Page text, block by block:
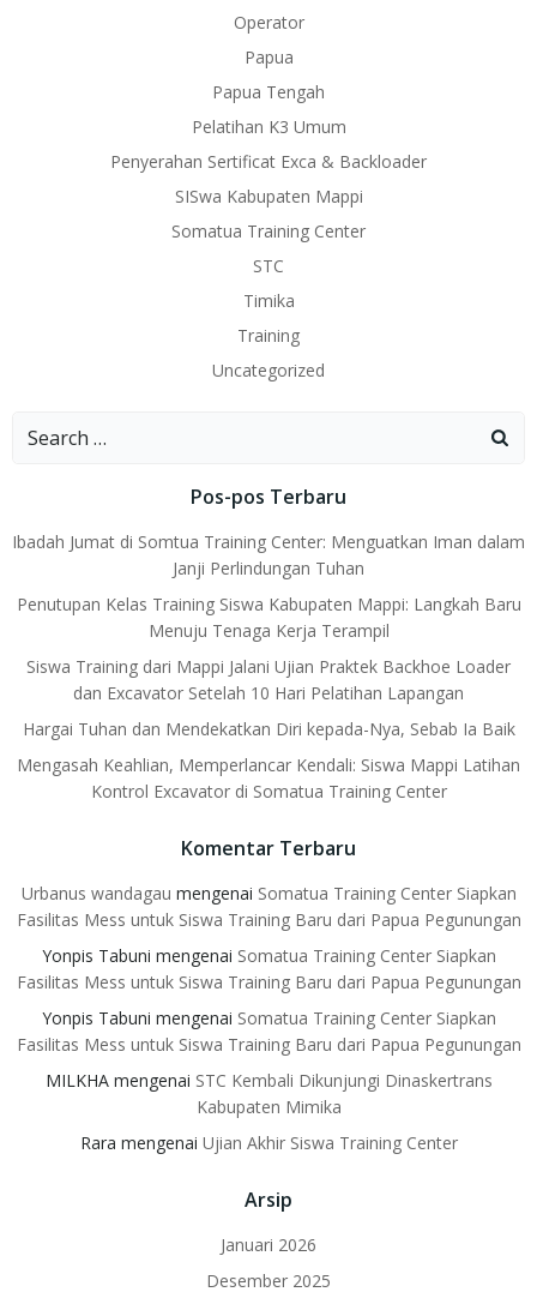
Operator
Papua
Papua Tengah
Pelatihan K3 Umum
Penyerahan Sertificat Exca & Backloader
SISwa Kabupaten Mappi
Somatua Training Center
STC
Timika
Training
Uncategorized
Search
Pos-pos Terbaru
Ibadah Jumat di Somtua Training Center: Menguatkan Iman dalam
Janji Perlindungan Tuhan
Penutupan Kelas Training Siswa Kabupaten Mappi: Langkah Baru
Menuju Tenaga Kerja Terampil
Siswa Training dari Mappi Jalani Ujian Praktek Backhoe Loader
dan Excavator Setelah 10 Hari Pelatihan Lapangan
Hargai Tuhan dan Mendekatkan Diri kepada-Nya, Sebab Ia Baik
Mengasah Keahlian, Memperlancar Kendali: Siswa Mappi Latihan
Kontrol Excavator di Somatua Training Center
Komentar Terbaru
Urbanus wandagau mengenai Somatua Training Center Siapkan
Fasilitas Mess untuk Siswa Training Baru dari Papua Pegunungan
Yonpis Tabuni mengenai Somatua Training Center Siapkan
Fasilitas Mess untuk Siswa Training Baru dari Papua Pegunungan
Yonpis Tabuni mengenai Somatua Training Center Siapkan
Fasilitas Mess untuk Siswa Training Baru dari Papua Pegunungan
MILKHAmengenai STC Kembali Dikunjungi Dinaskertrans
Kabupaten Mimika
Rara mengenai Ujian Akhir Siswa Training Center
Arsip
Januari 2026
Desember 2025